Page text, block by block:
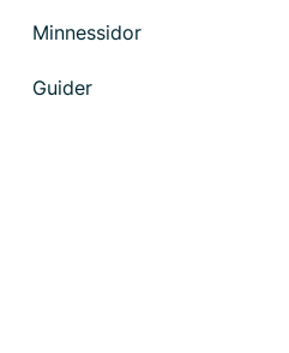
Minnessidor
Guider